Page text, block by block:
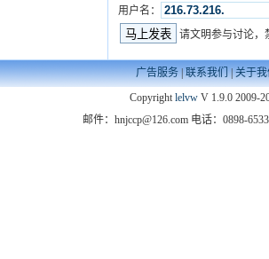
用户名：
请文明参与讨论，
广告服务|联系我们|关于
Copyright lelvwV 1.9.0 2009-
邮件：hnjccp@126.com 电话：0898-